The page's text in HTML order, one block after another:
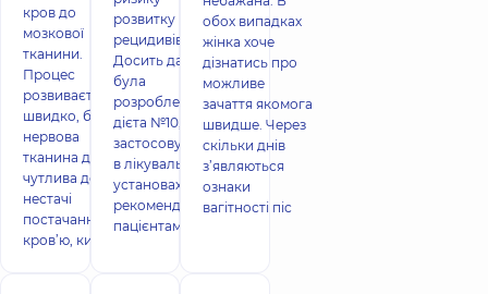
кров до
мозкової
тканини.
Процес
розвивається
швидко, бо
нервова
тканина дуже
чутлива до
нестачі
постачання
кров’ю, кисн
розвитку
рецидивів.
Досить давно
була
розроблена
дієта №10, яка
застосовується
в лікувальних
установах і
рекомендується
пацієнтам
обох випадках
жінка хоче
дізнатись про
можливе
зачаття якомога
швидше. Через
скільки днів
з’являються
ознаки
вагітності піс